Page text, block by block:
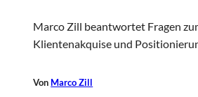
Marco Zill beantwortet Fragen
Klientenakquise und
Von Marco Zill